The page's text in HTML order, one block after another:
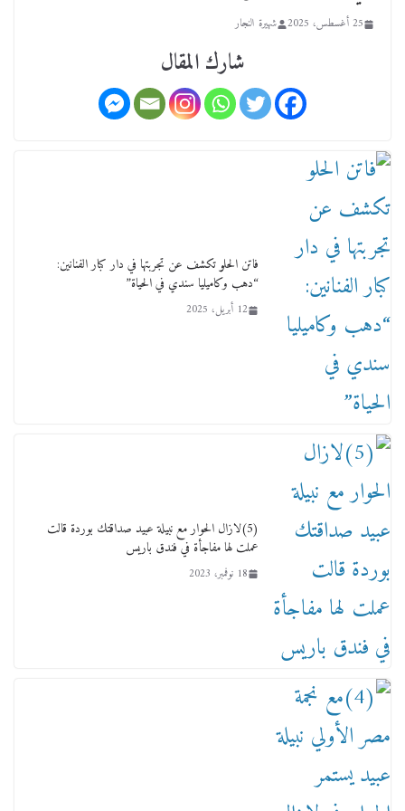
25 أغسطس، 2025 شهيرة النجار
شارك المقال
فاتن الحلو تكشف عن تجربتها في دار كبار الفنانين:
“دهب وكاميليا سندي في الحياة”
12 أبريل، 2025
(5)لازال الحوار مع نبيلة عبيد صداقتك بوردة قالت
عملت لها مفاجأة في فندق باريس
18 نوفمبر، 2023